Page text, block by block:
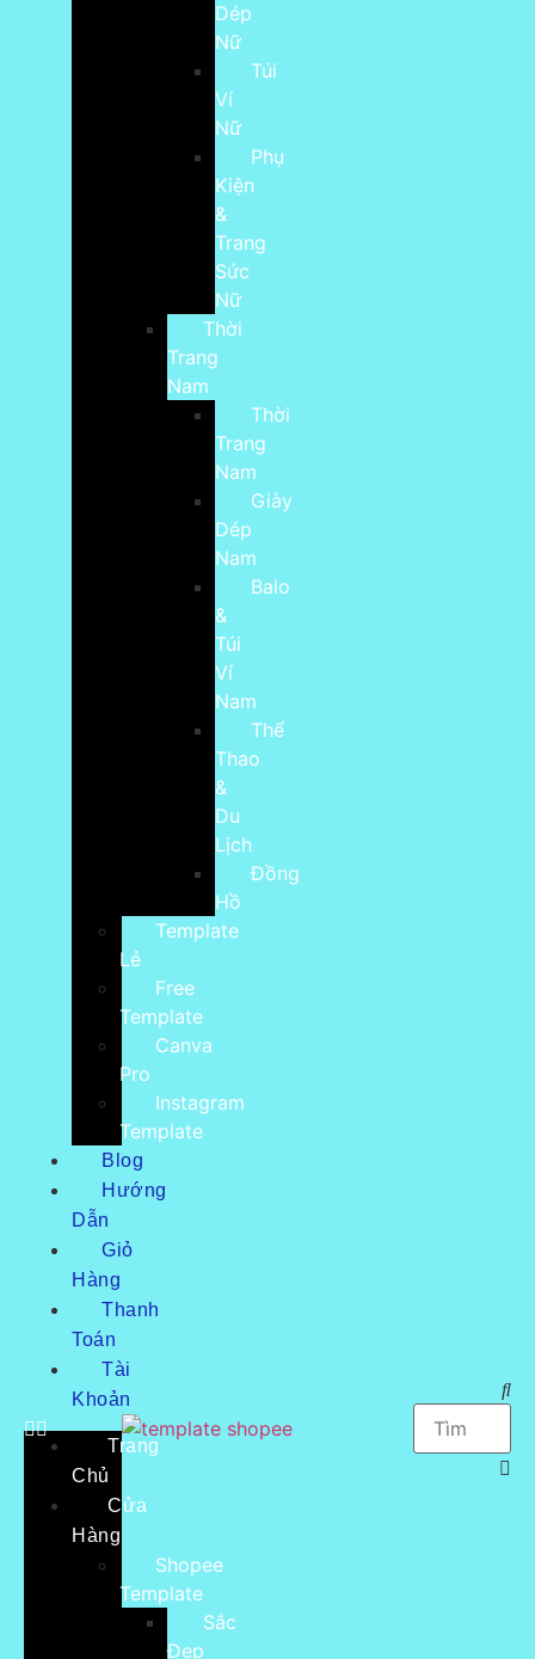
Dép
Nữ
Túi
Ví
Nữ
Phụ
Kiện
&
Trang
Sức
Nữ
Thời
Trang
Nam
Thời
Trang
Nam
Giày
Dép
Nam
Balo
&
Túi
Ví
Nam
Thể
Thao
&
Du
Lịch
Đồng
Hồ
Template
Lẻ
Free
Template
Canva
Pro
Instagram
Template
Blog
Hướng
Dẫn
Giỏ
Hàng
Thanh
Toán
Tài
Khoản
Trang
Chủ
Cửa
Hàng
Shopee
Template
Sắc
Đẹp